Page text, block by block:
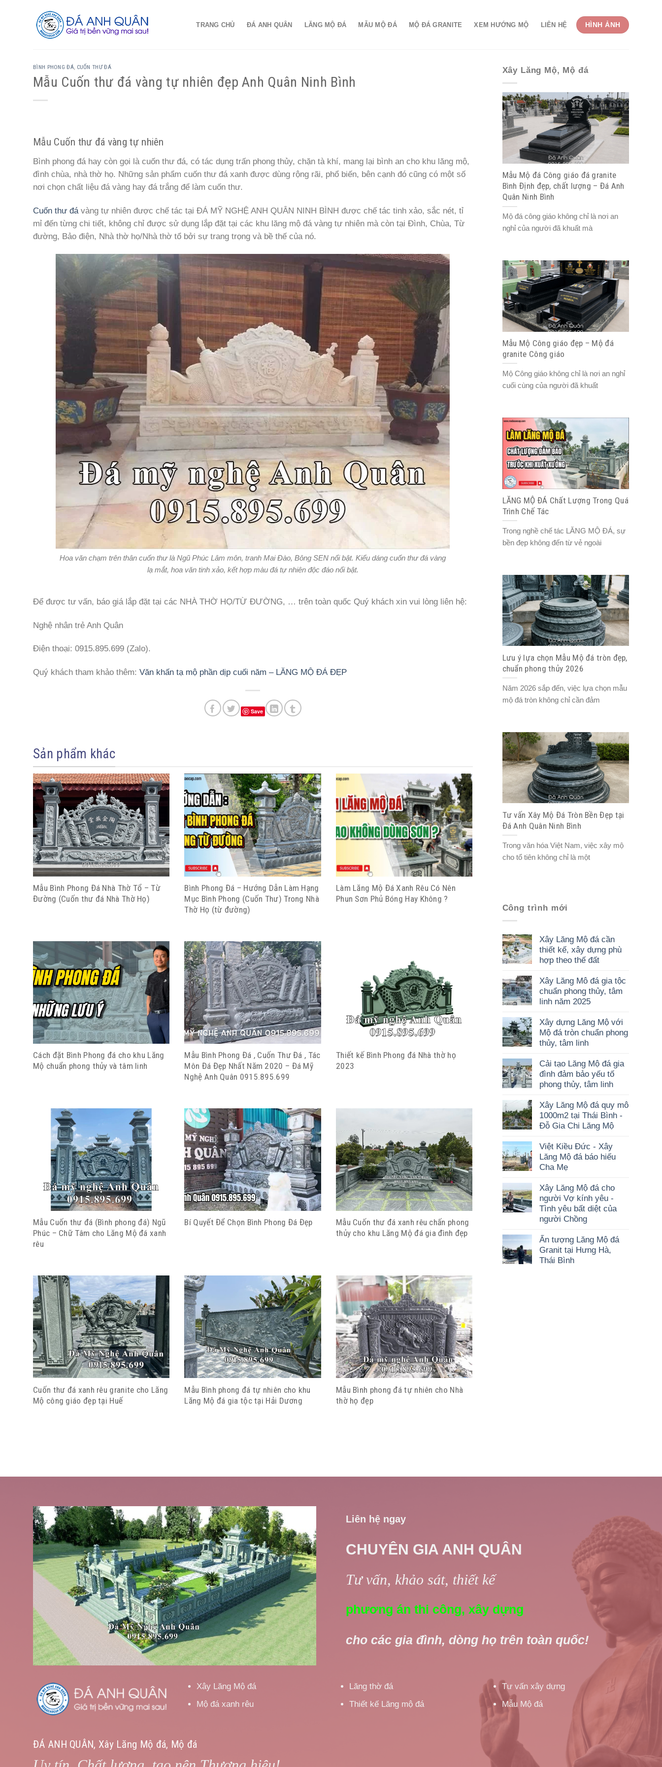
TRANG CHỦ ĐÁ ANH QUÂN LĂNG MỘ ĐÁ MẪU MỘ ĐÁ MỘ ĐÁ GRANITE XEM HƯỚNG MỘ LIÊN HỆ HÌNH ẢNH
BÌNH PHONG ĐÁ, CUỐN THƯ ĐÁ
Mẫu Cuốn thư đá vàng tự nhiên đẹp Anh Quân Ninh Bình
Mẫu Cuốn thư đá vàng tự nhiên
Bình phong đá hay còn gọi là cuốn thư đá, có tác dụng trấn phong thủy, chặn tà khí, mang lại bình an cho khu lăng mộ,
đình chùa, nhà thờ họ. Những sản phẩm cuốn thư đá xanh được dùng rộng rãi, phổ biến, bên cạnh đó cũng có một số
nơi chọn chất liệu đá vàng hay đá trắng để làm cuốn thư.
Cuốn thư đávàng tự nhiên được chế tác tại ĐÁ MỸ NGHỆ ANH QUÂN NINH BÌNH được chế tác tinh xảo, sắc nét, tỉ
mỉ đến từng chi tiết, không chỉ được sử dụng lắp đặt tại các khu lăng mộ đá vàng tự nhiên mà còn tại Đình, Chùa, Từ
đường, Bảo điện, Nhà thờ họ/Nhà thờ tổ bởi sự trang trọng và bề thế của nó.
Hoa văn chạm trên thân cuốn thư là Ngũ Phúc Lâm môn, tranh Mai Đào, Bông SEN nổi bật. Kiểu dáng cuốn thư đá vàng
lạ mắt, hoa văn tinh xảo, kết hợp màu đá tự nhiên độc đáo nổi bật.
Để được tư vấn, báo giá lắp đặt tại các NHÀ THỜ HỌ/TỪ ĐƯỜNG, … trên toàn quốc Quý khách xin vui lòng liên hệ:
Nghệ nhân trẻ Anh Quân
Điện thoại: 0915.895.699 (Zalo).
Quý khách tham khảo thêm: Văn khấn tạ mộ phần dịp cuối năm – LĂNG MỘ ĐÁ ĐẸP
Save
Sản phẩm khác
Mẫu Bình Phong Đá Nhà Thờ Tổ – Từ
Đường (Cuốn thư đá Nhà Thờ Họ)
Bình Phong Đá – Hướng Dẫn Làm Hạng
Mục Bình Phong (Cuốn Thư) Trong Nhà
Thờ Họ (từ đường)
Làm Lăng Mộ Đá Xanh Rêu Có Nên
Phun Sơn Phủ Bóng Hay Không ?
Cách đặt Bình Phong đá cho khu Lăng
Mộ chuẩn phong thủy và tâm linh
Mẫu Bình Phong Đá , Cuốn Thư Đá , Tác
Môn Đá Đẹp Nhất Năm 2020 – Đá Mỹ
Nghệ Anh Quân 0915.895.699
Thiết kế Bình Phong đá Nhà thờ họ
2023
Mẫu Cuốn thư đá (Bình phong đá) Ngũ
Phúc – Chữ Tâm cho Lăng Mộ đá xanh
rêu
Bí Quyết Để Chọn Bình Phong Đá Đẹp
Mẫu Cuốn thư đá xanh rêu chấn phong
thủy cho khu Lăng Mộ đá gia đình đẹp
Cuốn thư đá xanh rêu granite cho Lăng
Mộ công giáo đẹp tại Huế
Mẫu Bình phong đá tự nhiên cho khu
Lăng Mộ đá gia tộc tại Hải Dương
Mẫu Bình phong đá tự nhiên cho Nhà
thờ họ đẹp
Xây Lăng Mộ, Mộ đá
Mẫu Mộ đá Công giáo đá granite
Bình Định đẹp, chất lượng – Đá Anh
Quân Ninh Bình
Mộ đá công giáo không chỉ là nơi an
nghỉ của người đã khuất mà
Mẫu Mộ Công giáo đẹp – Mộ đá
granite Công giáo
Mộ Công giáo không chỉ là nơi an nghỉ
cuối cùng của người đã khuất
LĂNG MỘ ĐÁ Chất Lượng Trong Quá
Trình Chế Tác
Trong nghề chế tác LĂNG MỘ ĐÁ, sự
bền đẹp không đến từ vẻ ngoài
Lưu ý lựa chọn Mẫu Mộ đá tròn đẹp,
chuẩn phong thủy 2026
Năm 2026 sắp đến, việc lựa chọn mẫu
mộ đá tròn không chỉ cần đảm
Tư vấn Xây Mộ Đá Tròn Bền Đẹp tại
Đá Anh Quân Ninh Bình
Trong văn hóa Việt Nam, việc xây mộ
cho tổ tiên không chỉ là một
Công trình mới
Xây Lăng Mộ đá cần
thiết kế, xây dựng phù
hợp theo thế đất
Xây Lăng Mô đá gia tộc
chuẩn phong thủy, tâm
linh năm 2025
Xây dựng Lăng Mộ với
Mộ đá tròn chuẩn phong
thủy, tâm linh
Cải tạo Lăng Mộ đá gia
đình đảm bảo yếu tố
phong thủy, tâm linh
Xây Lăng Mộ đá quy mô
1000m2 tại Thái Bình -
Đỗ Gia Chi Lăng Mộ
Việt Kiều Đức - Xây
Lăng Mộ đá báo hiếu
Cha Mẹ
Xây Lăng Mộ đá cho
người Vợ kính yêu -
Tình yêu bất diệt của
người Chồng
Ấn tượng Lăng Mộ đá
Granit tại Hưng Hà,
Thái Bình
Liên hệ ngay
CHUYÊN GIA ANH QUÂN
Tư vấn, khảo sát, thiết kế
phương án thi công, xây dựng
cho các gia đình, dòng họ trên toàn quốc!
Xây Lăng Mộ đá
Mộ đá xanh rêu
Lăng thờ đá
Thiết kế Lăng mộ đá
Tư vấn xây dựng
Mẫu Mộ đá
ĐÁ ANH QUÂN, Xây Lăng Mộ đá, Mộ đá